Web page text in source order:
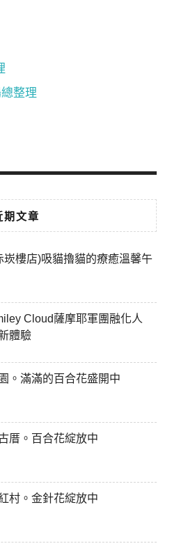
整理
期文章
樓店)吸貓擼貓的療癒溫馨午
Cloud薩摩耶軍團融化人
體驗
。滿滿的百合花盛開中
厝。百合花綻放中
村。金針花綻放中